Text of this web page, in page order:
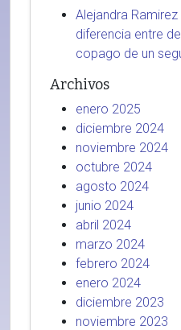
Alejandra Ramirez
diferencia entre
copago de un
Archivos
enero 2025
diciembre 2024
noviembre 2024
octubre 2024
agosto 2024
junio 2024
abril 2024
marzo 2024
febrero 2024
enero 2024
diciembre 2023
noviembre 2023